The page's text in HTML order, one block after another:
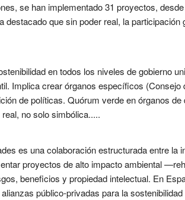
se han implementado 31 proyectos,
que sin poder real, la
en todos los niveles de gobierno
Implica crear órganos específicos
de políticas. Quórum verde en órganos
no solo simbólica.....
es una colaboración estructurada entre la
proyectos de alto impacto ambiental
beneficios y propiedad intelectual. En
público-privadas para la